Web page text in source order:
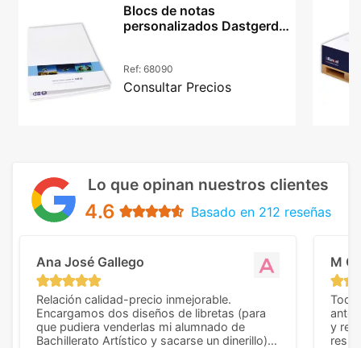
Blocs de notas
personalizados Dastgerd
Ref: 68090
Consultar Precios
Lo que opinan nuestros clientes
4.6 Basado en 212 reseñas
Ana José Gallego
Relación calidad-precio inmejorable.
Encargamos dos diseños de libretas (para
que pudiera venderlas mi alumnado de
Bachillerato Artístico y sacarse un dinerillo) y
M C
Todo
y